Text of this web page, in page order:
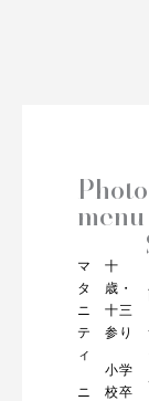
Photo
menu
マ
タ
ニ
テ
ィ
ニ
十
歳・
十三
参り
小学
校卒